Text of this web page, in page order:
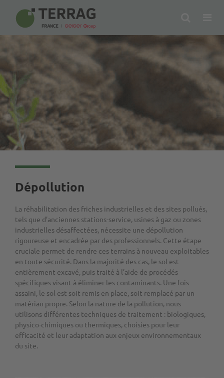
Dépollution
La réhabilitation des friches industrielles et des sites pollués,
tels que d’anciennes stations-service, usines à gaz ou zones
industrielles désaffectées, nécessite une dépollution
rigoureuse et encadrée par des professionnels. Cette étape
cruciale permet de rendre ces terrains à nouveau exploitables
en toute sécurité. Dans la majorité des cas, le sol est
entièrement excavé, puis traité à l’aide de procédés
spécifiques visant à éliminer les contaminants. Une fois
assaini, le sol est soit remis en place, soit remplacé par un
matériau propre. Selon la nature de la pollution, nous
utilisons différentes techniques de traitement : biologiques,
physico-chimiques ou thermiques, choisies pour leur
efficacité et leur adaptation aux enjeux environnementaux
du site.